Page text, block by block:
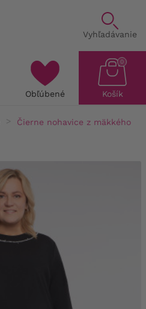
Vyhľadávanie
Obľúbené Košík
0
Čierne nohavice z mäkkého